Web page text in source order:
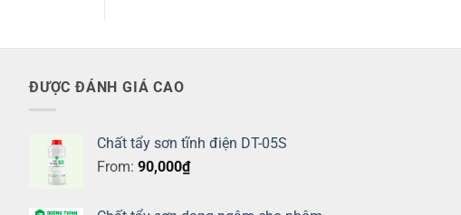
ĐƯỢC ĐÁNH GIÁ CAO
Chất tẩy sơn tĩnh điện DT-05S
From: 90,000₫